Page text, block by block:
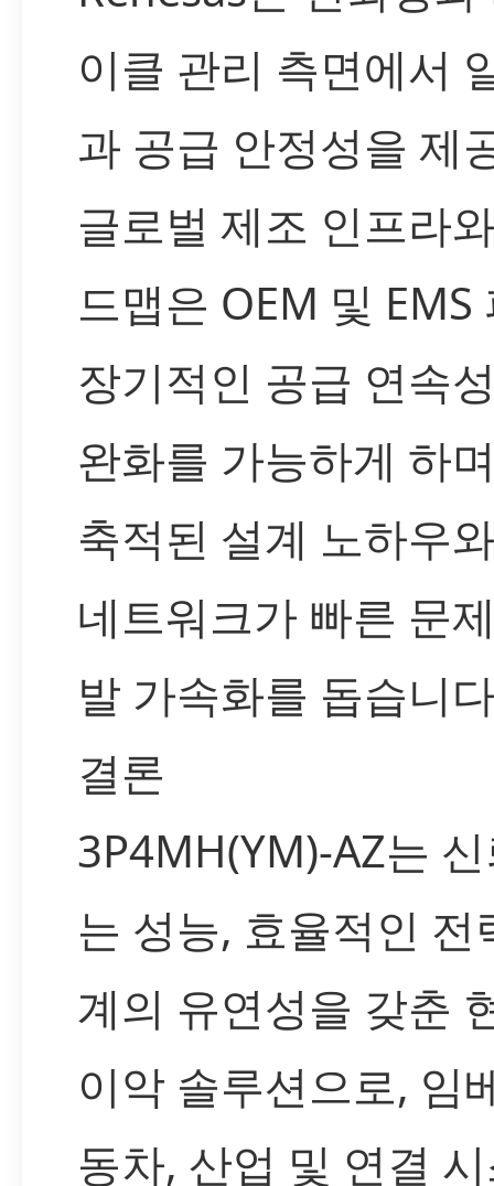
이클 관리 측면에서
과 공급 안정성을 제
글로벌 제조 인프라
드맵은 OEM 및 EMS
장기적인 공급 연속
완화를 가능하게 하
축적된 설계 노하우
네트워크가 빠른 문
발 가속화를 돕습니
결론
3P4MH(YM)-AZ는
는 성능, 효율적인 전
계의 유연성을 갖춘
이악 솔루션으로, 임
동차, 산업 및 연결